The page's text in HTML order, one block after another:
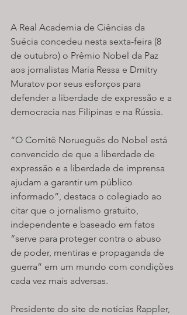
A Real Academia de Ciências da
Suécia concedeu nesta sexta-feira (8
de outubro) o Prêmio Nobel da Paz
aos jornalistas Maria Ressa e Dmitry
Muratov por seus esforços para
defender a liberdade de expressão e a
democracia nas Filipinas e na Rússia.
“O Comitê Norueguês do Nobel está
convencido de que a liberdade de
expressão e a liberdade de imprensa
ajudam a garantir um público
informado”, destaca o colegiado ao
citar que o jornalismo gratuito,
independente e baseado em fatos
“serve para proteger contra o abuso
de poder, mentiras e propaganda de
guerra” em um mundo com condições
cada vez mais adversas.
Presidente do site de notícias Rappler,